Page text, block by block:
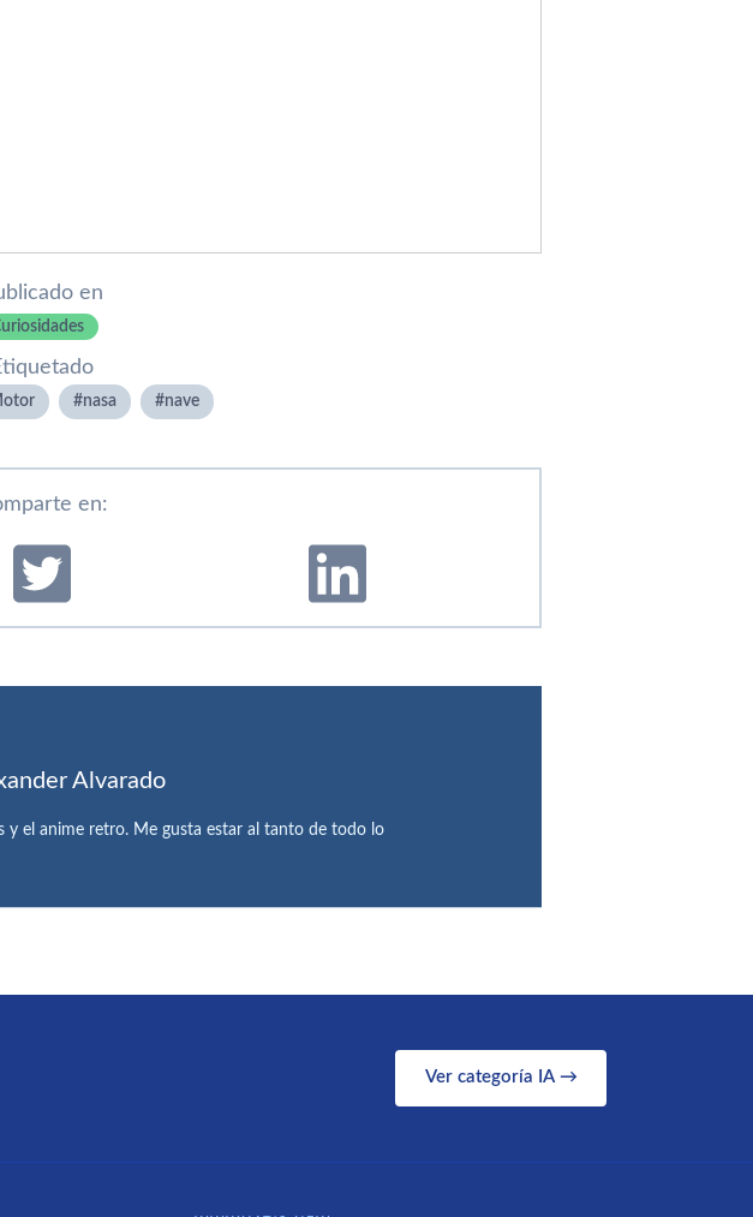
en
nasa nave
en:
Alvarado
y el anime retro. Me gusta estar al tanto de todo lo
Ver categoría IA →